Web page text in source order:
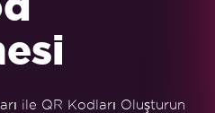
ile QR Kodları Oluşturun